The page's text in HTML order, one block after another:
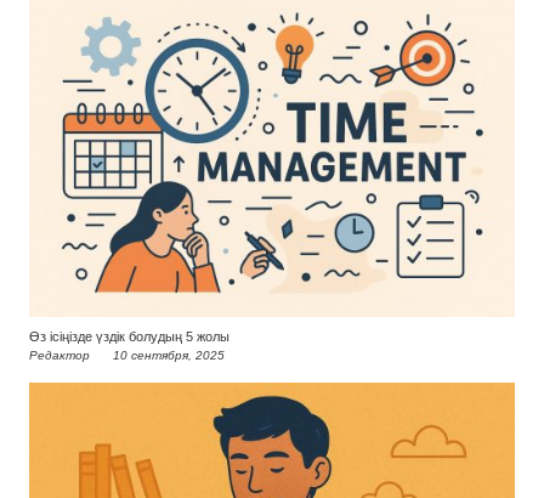
Өз ісіңізде үздік болудың 5 жолы
Редактор 10 сентября, 2025